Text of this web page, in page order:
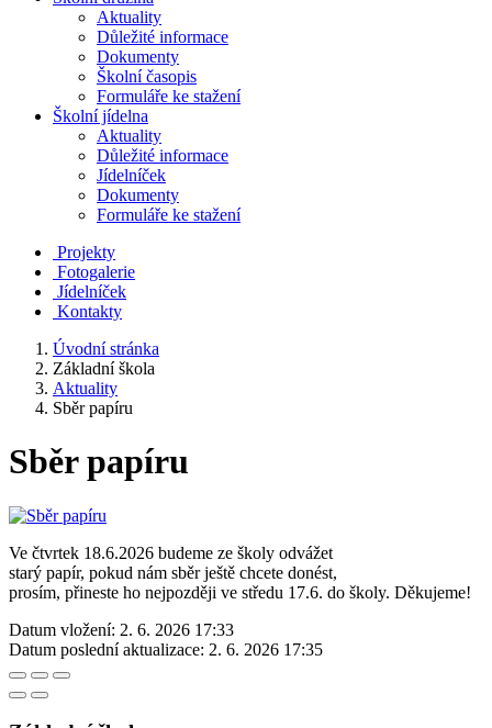
Aktuality
Důležité informace
Dokumenty
Školní časopis
Formuláře ke stažení
Školní jídelna
Aktuality
Důležité informace
Jídelníček
Dokumenty
Formuláře ke stažení
Projekty
Fotogalerie
Jídelníček
Kontakty
Úvodní stránka
Základní škola
Aktuality
Sběr papíru
Sběr papíru
Ve čtvrtek 18.6.2026 budeme ze školy odvážet
starý papír, pokud nám sběr ještě chcete donést,
prosím, přineste ho nejpozději ve středu 17.6. do školy. Děkujeme!
Datum vložení: 2. 6. 2026 17:33
Datum poslední aktualizace: 2. 6. 2026 17:35